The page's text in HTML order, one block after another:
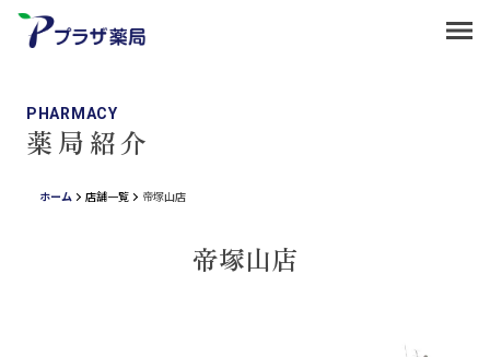
PHARMACY
薬局紹介
ホーム 店舗一覧 帝塚山店
帝塚山店